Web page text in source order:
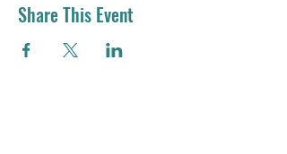
Share This Event